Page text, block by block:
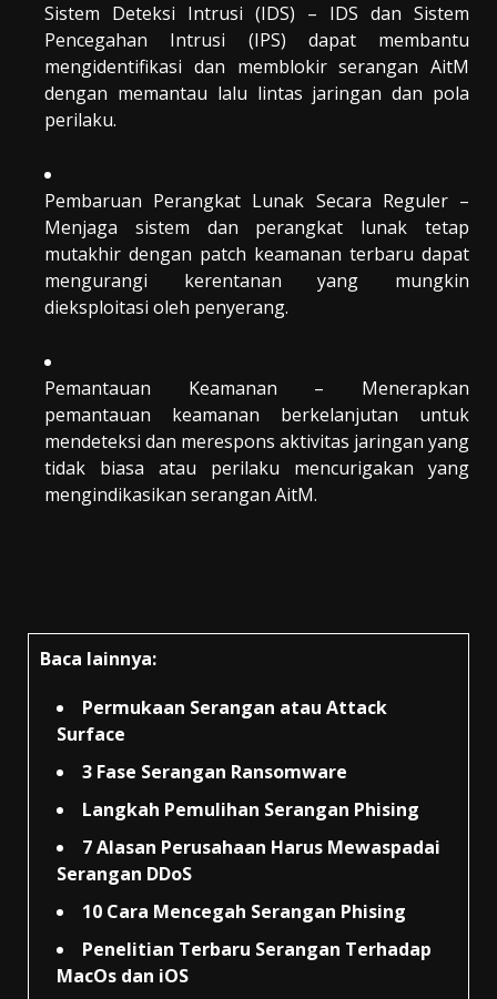
Sistem Deteksi Intrusi (IDS) – IDS dan Sistem
Pencegahan Intrusi (IPS) dapat membantu
mengidentifikasi dan memblokir serangan AitM
dengan memantau lalu lintas jaringan dan pola
perilaku.
Pembaruan Perangkat Lunak Secara Reguler –
Menjaga sistem dan perangkat lunak tetap
mutakhir dengan patch keamanan terbaru dapat
mengurangi kerentanan yang mungkin
dieksploitasi oleh penyerang.
Pemantauan Keamanan – Menerapkan
pemantauan keamanan berkelanjutan untuk
mendeteksi dan merespons aktivitas jaringan yang
tidak biasa atau perilaku mencurigakan yang
mengindikasikan serangan AitM.
Baca lainnya:
Permukaan Serangan atau Attack
Surface
3 Fase Serangan Ransomware
Langkah Pemulihan Serangan Phising
7 Alasan Perusahaan Harus Mewaspadai
Serangan DDoS
10 Cara Mencegah Serangan Phising
Penelitian Terbaru Serangan Terhadap
MacOs dan iOS